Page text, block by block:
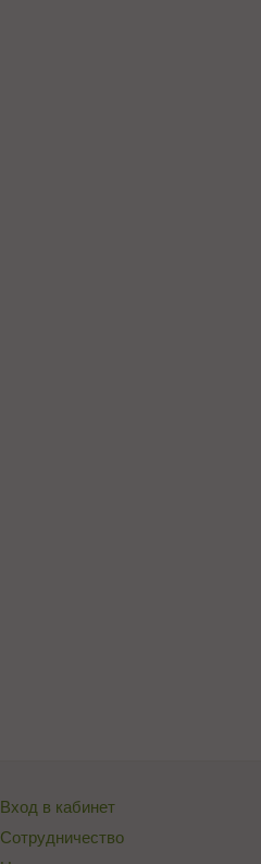
Вход в кабинет
Сотрудничество